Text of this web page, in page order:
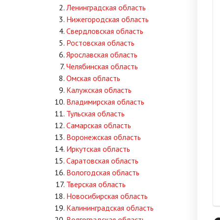
Ленинградская область
Нижегородская область
Свердловская область
Ростовская область
Ярославская область
Челябинская область
Омская область
Калужская область
Владимирская область
Тульская область
Самарская область
Воронежская область
Иркутская область
Саратовская область
Вологодская область
Тверская область
Новосибирская область
Калининградская область